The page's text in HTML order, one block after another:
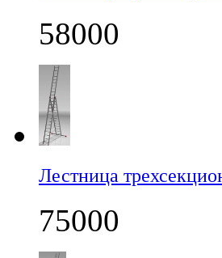
58000
Лестница
75000